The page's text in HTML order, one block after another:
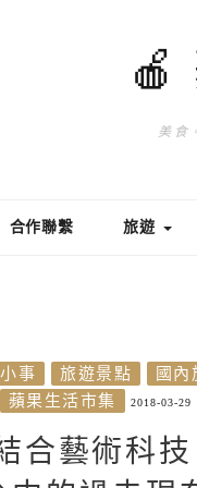
🍎
美食
合作聯繫 旅遊
事 旅遊景點 國內
蘋果生活市集
2018-03-29
合藝術科